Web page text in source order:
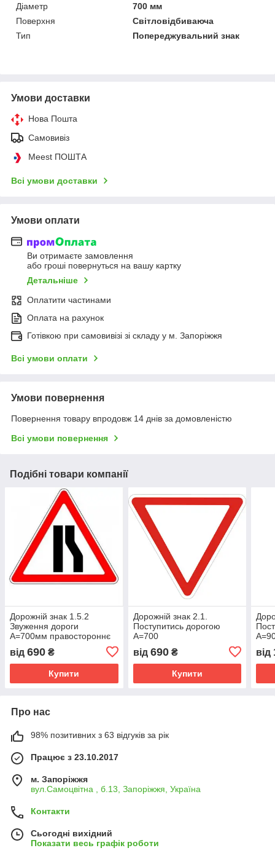
Діаметр
700 мм
Поверхня
Світловідбиваюча
Тип
Попереджувальний знак
Умови доставки
Нова Пошта
Самовивіз
Meest ПОШТА
Всі умови доставки
Умови оплати
Ви отримаєте замовлення
або гроші повернуться на вашу картку
Детальніше
Оплатити частинами
Оплата на рахунок
Готівкою при самовивізі зі складу у м. Запоріжжя
Всі умови оплати
Умови повернення
Повернення товару впродовж 14 днів за домовленістю
Всі умови повернення
Подібні товари компанії
Дорожній знак 1.5.2
Звуження дороги
А=700мм правостороннє
від 690 ₴
Купити
Дорожній знак 2.1.
Поступитись дорогою
А=700
від 690₴
Купити
від
Про нас
98% позитивних з 63 відгуків за рік
Працює з 23.10.2017
м. Запоріжжя
вул.Самоцвітна , б.13, Запоріжжя, Україна
Контакти
Сьогодні вихідний
Показати весь графік роботи